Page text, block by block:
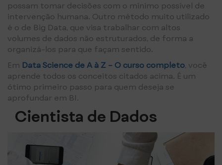
possam tomar decisões com o mínimo possível de
intervenção humana. Outro método muito utilizado
é o de Big Data, que visa trabalhar com altos
volumes de dados não estruturados, de forma a
organizá-los para que façam sentido.
Em Data Science de A à Z – O curso completo, você
aprende todos os conceitos citados acima. É um
ótimo primeiro passo para quem deseja se
aprofundar em BI.
Cientista de Dados